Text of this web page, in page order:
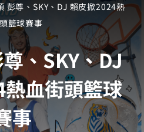
彭尊、SKY、DJ 賴皮掀2024熱
籃球賽事
、SKY、DJ
血街頭籃球
事